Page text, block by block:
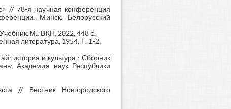
// 78-я научная конференция
Минск: Белорусский
М.: ВКН, 2022, 448 с.
литература, 1954. Т. 1-2.
история и культура : Сборник
Академия наук Республики
// Вестник Новгородского